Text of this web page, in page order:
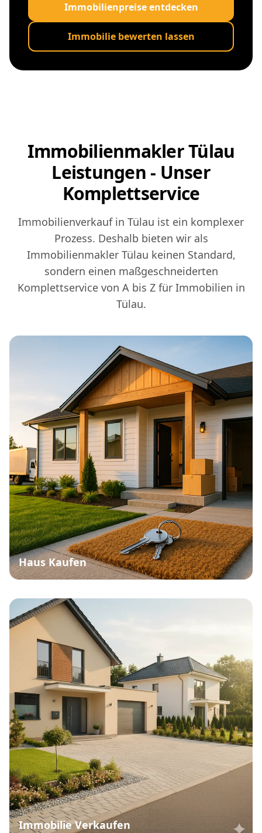
Immobilienpreise entdecken
Immobilie bewerten lassen
Immobilienmakler Tülau
Leistungen - Unser
Komplettservice
Immobilienverkauf in Tülau ist ein komplexer
Prozess. Deshalb bieten wir als
Immobilienmakler Tülau keinen Standard,
sondern einen maßgeschneiderten
Komplettservice von A bis Z für Immobilien in
Tülau.
Haus Kaufen
Immobilie Verkaufen